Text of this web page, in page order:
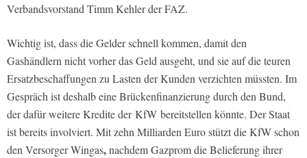
Verbandsvorstand Timm Kehler der FAZ.
Wichtig ist, dass die Gelder schnell kommen, damit den
Gashändlern nicht vorher das Geld ausgeht, und sie auf die teuren
Ersatzbeschaffungen zu Lasten der Kunden verzichten müssten. Im
Gespräch ist deshalb eine Brückenfinanzierung durch den Bund,
der dafür weitere Kredite der KfW bereitstellen könnte. Der Staat
ist bereits involviert. Mit zehn Milliarden Euro stützt die KfW schon
den VersorgerWingas,nachdem Gazprom die Belieferung ihrer